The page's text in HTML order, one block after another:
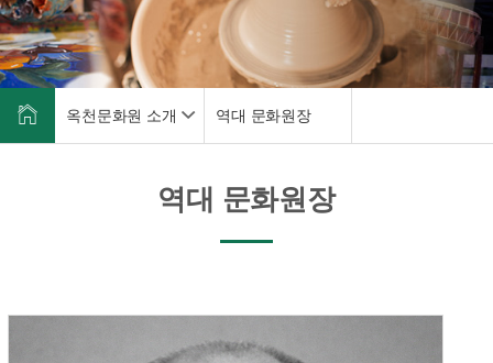
옥천문화원 소개 역대 문화원장
역대 문화원장